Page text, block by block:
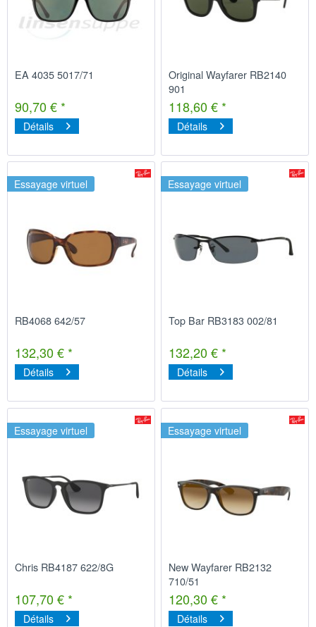
EA 4035 5017/71
90,70 € *
Détails
Original Wayfarer RB2140
901
118,60 € *
Détails
Essayage virtuel
RB4068 642/57
132,30 € *
Détails
Essayage virtuel
Top Bar RB3183 002/81
132,20 € *
Détails
Essayage virtuel
Chris RB4187 622/8G
107,70 € *
Détails
Essayage virtuel
New Wayfarer RB2132
710/51
120,30 € *
Détails